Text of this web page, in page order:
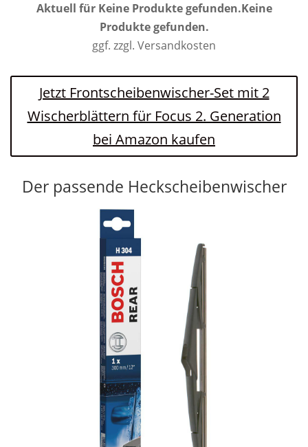
Aktuell für Keine Produkte gefunden.Keine
Produkte gefunden.
ggf. zzgl. Versandkosten
Jetzt Frontscheibenwischer-Set mit 2
Wischerblättern für Focus 2. Generation
bei Amazon kaufen
Der passende Heckscheibenwischer